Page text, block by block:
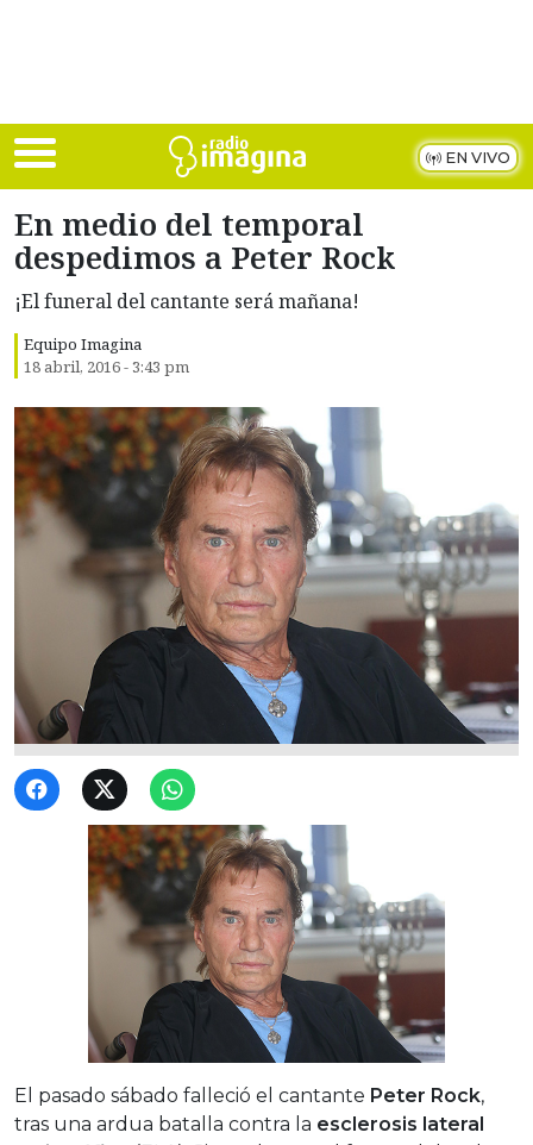
EN VIVO
En medio del temporal
despedimos a Peter Rock
¡El funeral del cantante será mañana!
Equipo Imagina
18 abril, 2016 - 3:43 pm
El pasado sábado falleció el cantante Peter Rock,
tras una ardua batalla contra la esclerosis lateral